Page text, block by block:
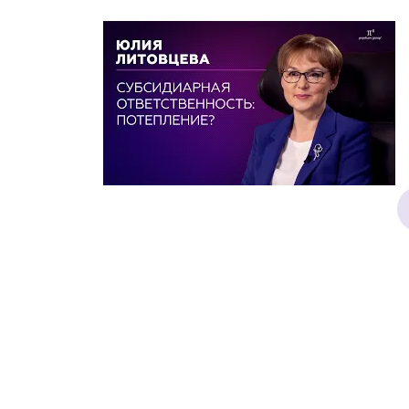
Почему «Пепеляев Групп»?
Обращение Управляющего
Партнера
Социальная